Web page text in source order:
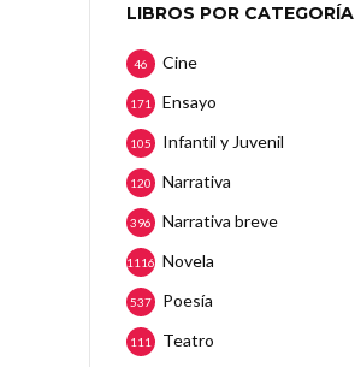
LIBROS POR CATEGORÍA
Cine
46
Ensayo
171
Infantil y Juvenil
105
Narrativa
120
Narrativa breve
396
Novela
1116
Poesía
537
Teatro
111